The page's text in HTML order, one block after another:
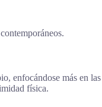
enfocándose más en las
física.